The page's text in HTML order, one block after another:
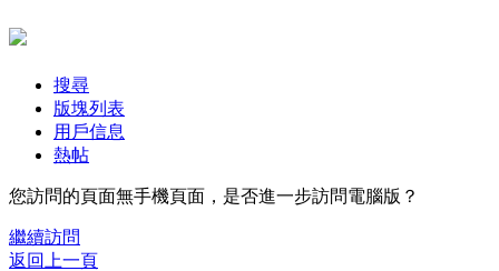
搜尋
版塊列表
用戶信息
熱帖
您訪問的頁面無手機頁面，是否進一步訪問電腦版？
繼續訪問
返回上一頁